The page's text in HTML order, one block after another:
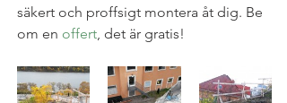
säkert och proffsigt montera åt dig. Be
om en offert, det är gratis!